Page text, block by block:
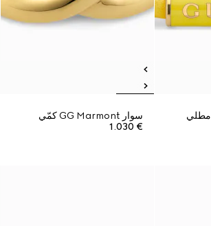
سوار مع شعار Gucci مطلي
سوار GG Marmont كمّي
€ 1.030